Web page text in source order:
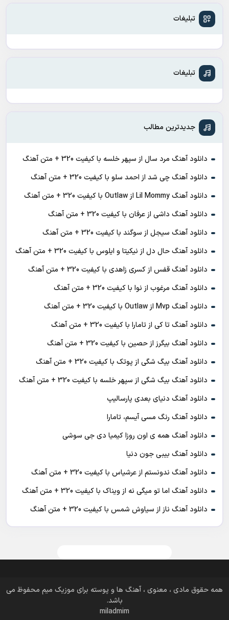
تبلیغات
تبلیغات
جدیدترین مطالب
دانلود آهنگ مرد سال از سپهر خلسه با کیفیت 320 + متن آهنگ
دانلود آهنگ چی شد از احمد سلو با کیفیت 320 + متن آهنگ
دانلود آهنگ Lil Mommy از Outlaw با کیفیت 320 + متن آهنگ
دانلود آهنگ داشی از عرفان با کیفیت 320 + متن آهنگ
دانلود آهنگ سیجل از سوگند با کیفیت 320 + متن آهنگ
دانلود آهنگ حال دل از نیکیتا و ایلوس با کیفیت 320 + متن آهنگ
دانلود آهنگ قفس از کسری زاهدی با کیفیت 320 + متن آهنگ
دانلود آهنگ مرغوب از نوا با کیفیت 320 + متن آهنگ
دانلود آهنگ Mvp از Outlaw با کیفیت 320 + متن آهنگ
دانلود آهنگ تا کی از تامارا با کیفیت 320 + متن آهنگ
دانلود آهنگ بیگرز از حصین با کیفیت 320 + متن آهنگ
دانلود آهنگ بیگ شگی از پوتک با کیفیت 320 + متن آهنگ
دانلود آهنگ بیگ شگی از سپهر خلسه با کیفیت 320 + متن آهنگ
دانلود آهنگ دنیای بعدی پارسالیپ
دانلود آهنگ رنگ مسی آیسم، تامارا
دانلود آهنگ همه ی اون روزا کیمیا دی جی سوشی
دانلود آهنگ بیبی جون دنیا
دانلود آهنگ ندونستم از عرشیاس با کیفیت 320 + متن آهنگ
دانلود آهنگ اما تو میگی نه از ویناک با کیفیت 320 + متن آهنگ
دانلود آهنگ ناز از سیاوش شمس با کیفیت 320 + متن آهنگ
همه حقوق مادی ، معنوی ، آهنگ ها و پوسته برای موزیک میم محفوظ می
باشد.
miladmim